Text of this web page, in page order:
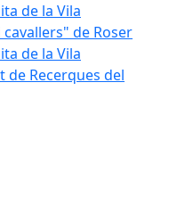
de la Vila
de Recerques del